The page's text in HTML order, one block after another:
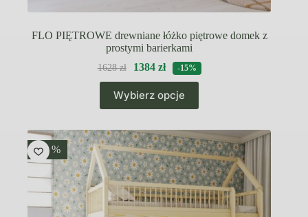
FLO PIĘTROWE drewniane łóżko piętrowe domek z
prostymi barierkami
1628zł 1384 zł -15%
Wybierz opcje
produkt
ma
wariantów.
Opcje
można
wybrać
na
stronie
produktu
-15 %